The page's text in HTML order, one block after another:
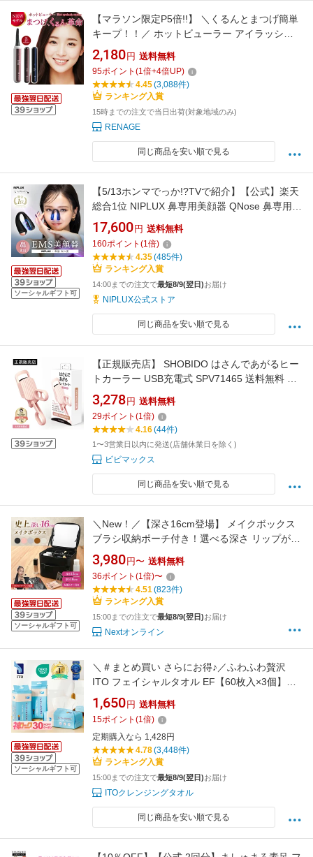
【マラソン限定P5倍!!】 ＼くるんとまつげ簡単
キープ！！／ ホットビューラー アイラッシュ
カーラー まつ毛ビューラー USB充電 3段階温度
設定 持ち運び 小さい まつエク つけま対応 睫カ
ーラー 睫毛 まつ毛 パーマ ビューラー まつげ
まつげカーラー ホットカーラー 人気
2,180 円 送料無料
95ポイント (1倍+4倍UP)
4.45(3,088件)
ランキング入賞
15時までの注文で当日出荷(対象地域のみ)
RENAGE
同じ商品を安い順で見る
ソーシャルギフト可
【5/13ホンマでっか!?TVで紹介】【公式】楽天
総合1位 NIPLUX 鼻専用美顔器 QNose 鼻専用
ems キュノーズ ニップラックス EMS 鼻美顔器
ノーズクリップ 鼻 高く Eライン 鼻クリップ 鼻
矯正 鼻整形 美鼻 ノーズアップ 鼻筋ピン 森脇
梨々夏
17,600 円 送料無料
160ポイント (1倍)
4.35(485件)
ランキング入賞
14:00までの注文で最短8/9(翌日)お届け
NIPLUX公式ストア
同じ商品を安い順で見る
【正規販売店】 SHOBIDO はさんであがるヒー
トカーラー USB充電式 SPV71465 送料無料 （
まつ毛 ビューラー ホットビューラー 一重 ビュ
ーラー充電式 簡単 熱式 まつ毛カーラー まつげ
カーラー まつげ カール まつげ アイラッシュカ
3,278 円 送料無料
29ポイント (1倍)
4.16(44件)
1〜3営業日以内に発送(店舗休業日を除く)
ビビマックス
同じ商品を安い順で見る
ソーシャルギフト可
＼New！／【深さ16cm登場】 メイクボックス
ブラシ収納ポーチ付き！選べる深さ リップが縦
に入る！女優ミラー付き 大容量 メイクアップ
アーティスト監修 黒 ピンク メイク収納 コスメ
収納 プロ メイク用品 化粧箱 鏡付き レザー 化
粧バッグ メイク ボックス｜Nextオンライン
3,980 円〜 送料無料
36ポイント (1倍)〜
4.51(823件)
ランキング入賞
15:00までの注文で最短8/9(翌日)お届け
Nextオンライン
ソーシャルギフト可
＼＃まとめ買い さらにお得♪／ふわふわ贅沢
ITO フェイシャルタオル EF【60枚入×3個】厚
手 クレンジングタオル フェイスタオル使い捨
て ふんわり肌触り 使い捨てタオル 洗顔タオル
高品質天然素材 肌荒れ対策 滑らかつや肌
OEKO-TEX?認証 赤ちゃんにも優しい
1,650 円 送料無料
15ポイント (1倍)
定期購入なら 1,428円
4.78(3,448件)
ランキング入賞
15:00までの注文で最短8/9(翌日)お届け
ITOクレンジングタオル
同じ商品を安い順で見る